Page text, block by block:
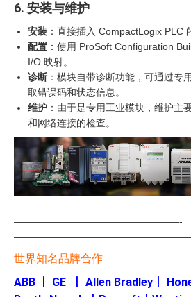
6. 安装与维护
安装 ：直接插入 CompactLogix PLC
配置 ：使用 ProSoft Configuration
I/O 映射。
诊断 ：模块自带诊断功能，可通过专
取错误码和状态信息。
维护 ：由于是专用工业模块，维护主
和网络连接的检查。
—————————————————-
世界知名品牌合作
ABB GE Allen Bradley